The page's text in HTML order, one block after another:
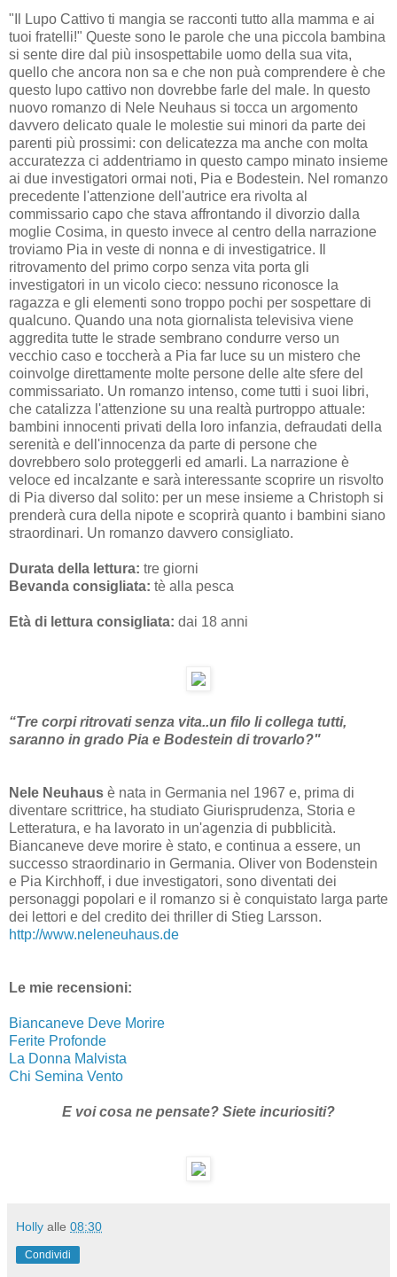
"Il Lupo Cattivo ti mangia se racconti tutto alla mamma e ai
tuoi fratelli!" Queste sono le parole che una piccola bambina
si sente dire dal più insospettabile uomo della sua vita,
quello che ancora non sa e che non puà comprendere è che
questo lupo cattivo non dovrebbe farle del male. In questo
nuovo romanzo di Nele Neuhaus si tocca un argomento
davvero delicato quale le molestie sui minori da parte dei
parenti più prossimi: con delicatezza ma anche con molta
accuratezza ci addentriamo in questo campo minato insieme
ai due investigatori ormai noti, Pia e Bodestein. Nel romanzo
precedente l'attenzione dell'autrice era rivolta al
commissario capo che stava affrontando il divorzio dalla
moglie Cosima, in questo invece al centro della narrazione
troviamo Pia in veste di nonna e di investigatrice. Il
ritrovamento del primo corpo senza vita porta gli
investigatori in un vicolo cieco: nessuno riconosce la
ragazza e gli elementi sono troppo pochi per sospettare di
qualcuno. Quando una nota giornalista televisiva viene
aggredita tutte le strade sembrano condurre verso un
vecchio caso e toccherà a Pia far luce su un mistero che
coinvolge direttamente molte persone delle alte sfere del
commissariato. Un romanzo intenso, come tutti i suoi libri,
che catalizza l'attenzione su una realtà purtroppo attuale:
bambini innocenti privati della loro infanzia, defraudati della
serenità e dell'innocenza da parte di persone che
dovrebbero solo proteggerli ed amarli. La narrazione è
veloce ed incalzante e sarà interessante scoprire un risvolto
di Pia diverso dal solito: per un mese insieme a Christoph si
prenderà cura della nipote e scoprirà quanto i bambini siano
straordinari. Un romanzo davvero consigliato.
Durata della lettura: tre giorni
Bevanda consigliata: tè alla pesca
Età di lettura consigliata: dai 18 anni
“Tre corpi ritrovati senza vita..un filo li collega tutti,
saranno in grado Pia e Bodestein di trovarlo?"
Nele Neuhaus è nata in Germania nel 1967 e, prima di
diventare scrittrice, ha studiato Giurisprudenza, Storia e
Letteratura, e ha lavorato in un'agenzia di pubblicità.
Biancaneve deve morire è stato, e continua a essere, un
successo straordinario in Germania. Oliver von Bodenstein
e Pia Kirchhoff, i due investigatori, sono diventati dei
personaggi popolari e il romanzo si è conquistato larga parte
dei lettori e del credito dei thriller di Stieg Larsson.
http://www.neleneuhaus.de
Le mie recensioni:
Biancaneve Deve Morire
Ferite Profonde
La Donna Malvista
Chi Semina Vento
E voi cosa ne pensate? Siete incuriositi?
Holly alle 08:30
Condividi